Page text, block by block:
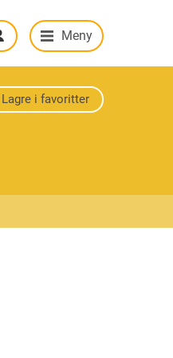
Meny
Lagre i favoritter